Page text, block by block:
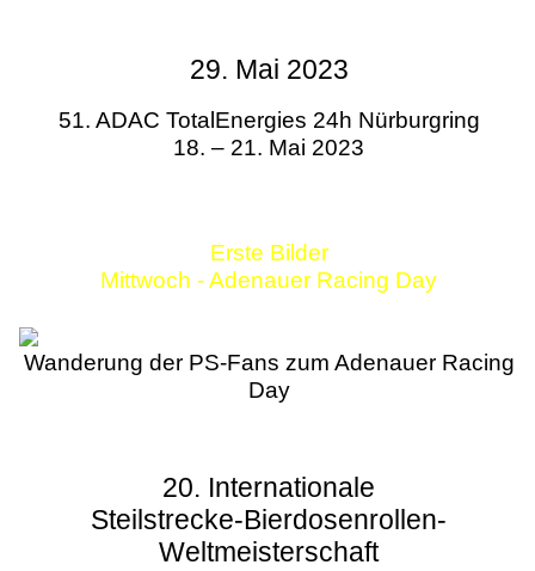
29. Mai 2023
51. ADAC TotalEnergies 24h Nürburgring
18. – 21. Mai 2023
Erste Bilder
Mittwoch - Adenauer Racing Day
Wanderung der PS-Fans zum Adenauer Racing
Day
20. Internationale
Steilstrecke-Bierdosenrollen-
Weltmeisterschaft